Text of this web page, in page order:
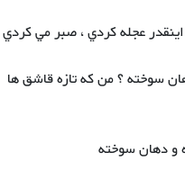
عجله كردي ، صبر مي كردي
سوخته ؟ من كه تازه قاشق ها
و دهان سوخته